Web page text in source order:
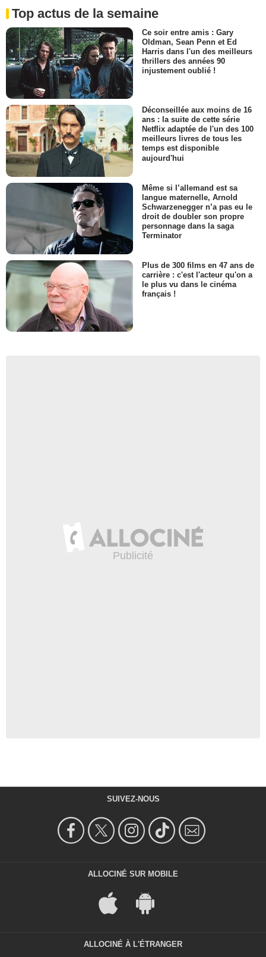
Top actus de la semaine
Ce soir entre amis : Gary
Oldman, Sean Penn et Ed
Harris dans l'un des meilleurs
thrillers des années 90
injustement oublié !
Déconseillée aux moins de 16
ans : la suite de cette série
Netflix adaptée de l'un des 100
meilleurs livres de tous les
temps est disponible
aujourd'hui
Même si l’allemand est sa
langue maternelle, Arnold
Schwarzenegger n’a pas eu le
droit de doubler son propre
personnage dans la saga
Terminator
Plus de 300 films en 47 ans de
carrière : c'est l'acteur qu'on a
le plus vu dans le cinéma
français !
SUIVEZ-NOUS
ALLOCINÉ SUR MOBILE
ALLOCINÉ À L'ÉTRANGER